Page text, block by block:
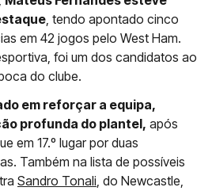
, tendo apontado cinco
em 42 jogos pelo West Ham.
foi um dos candidatos ao
do clube.
em reforçar a equipa,
profunda do plantel, após
em 17.º lugar por duas
Também na lista de possíveis
Sandro Tonali, do Newcastle,